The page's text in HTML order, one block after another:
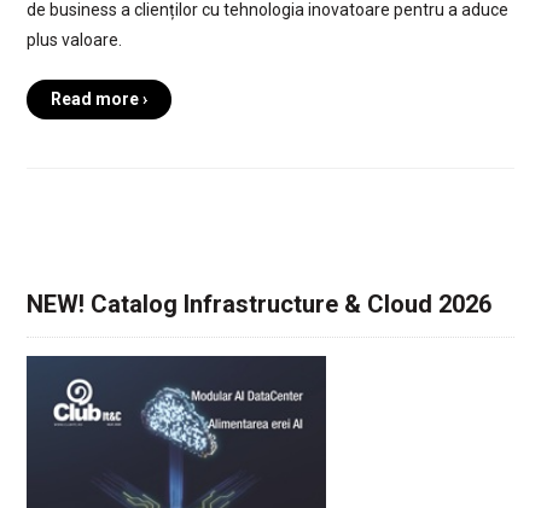
de business a clienților cu tehnologia inovatoare pentru a aduce
plus valoare.
Read more ›
NEW! Catalog Infrastructure & Cloud 2026